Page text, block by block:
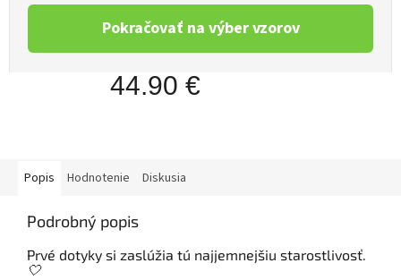
44.90 €
Pokračovať na výber vzorov
Popis Hodnotenie Diskusia
Podrobný popis
Prvé dotyky si zaslúžia tú najjemnejšiu starostlivosť.
🤍